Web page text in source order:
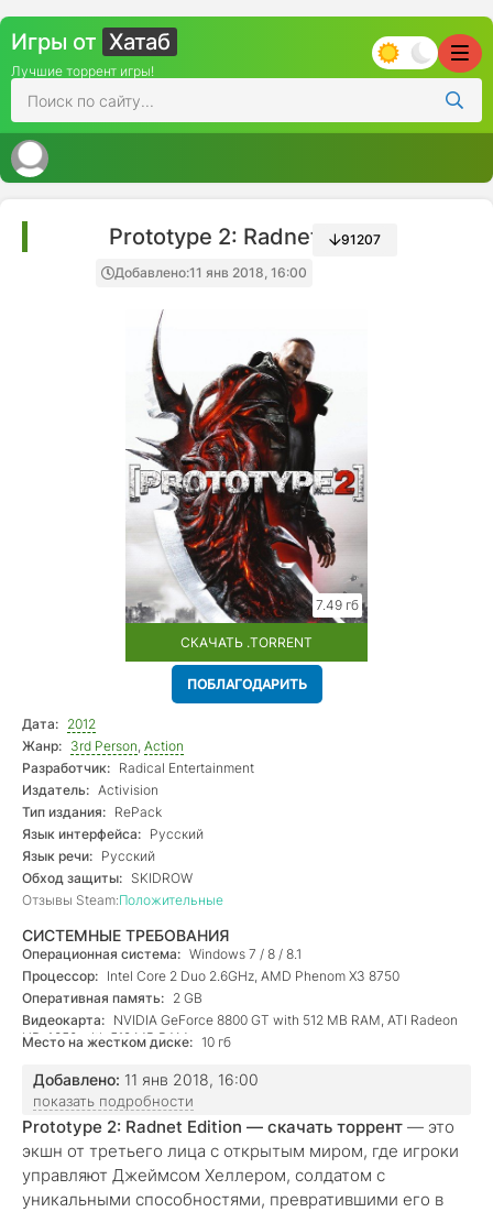
Игры от Хатаб
Лучшие торрент игры!
Prototype 2: Radnet Edition
Добавлено:11 янв 2018, 16:00
91207
7.49 гб
СКАЧАТЬ .TORRENT
ПОБЛАГОДАРИТЬ
Дата: 2012
Жанр: 3rd Person, Action
Разработчик: Radical Entertainment
Издатель: Activision
Тип издания: RePack
Язык интерфейса: Русский
Язык речи: Русский
Обход защиты: SKIDROW
Отзывы Steam:Положительные
СИСТЕМНЫЕ ТРЕБОВАНИЯ
Операционная система: Windows 7 / 8 / 8.1
Процессор: Intel Core 2 Duo 2.6GHz, AMD Phenom X3 8750
Оперативная память: 2 GB
Видеокарта: NVIDIA GeForce 8800 GT with 512 MB RAM, ATI Radeon
HD 4850 with 512 MB RAM
Место на жестком диске: 10 гб
Добавлено: 11 янв 2018, 16:00
показать подробности
Prototype 2: Radnet Edition — скачать торрент — это
экшн от третьего лица с открытым миром, где игроки
управляют Джеймсом Хеллером, солдатом с
уникальными способностями, превратившими его в